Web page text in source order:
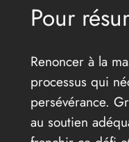
Pour
Renoncer à la
processus qui
persévérance.
au soutien